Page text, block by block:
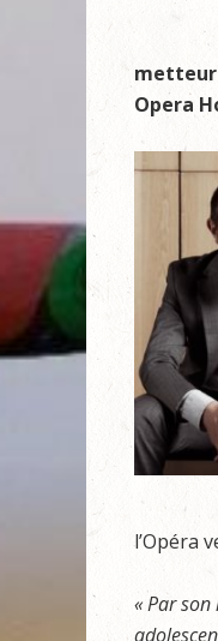
metteur
Opera
l’Opéra
« Par